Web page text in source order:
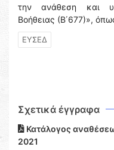
την ανάθεση και
Βοήθειας (Β΄677)»,
ΕΥΣΕΔ
Σχετικά έγγραφα
Κατάλογος
2021